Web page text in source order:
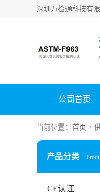
公司首页
当前位置： 首页 >
产品分类
CE认证